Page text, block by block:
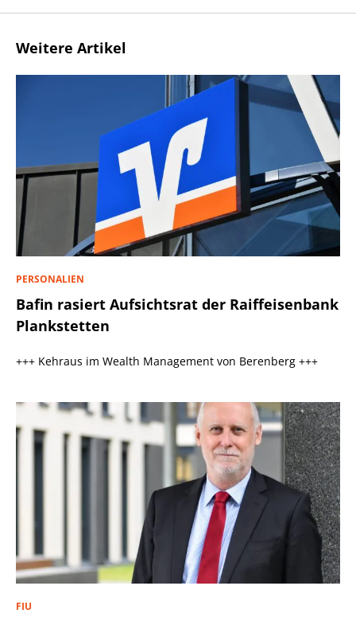
Weitere Artikel
PERSONALIEN
Bafin rasiert Aufsichtsrat der Raiffeisenbank
Plankstetten
+++ Kehraus im Wealth Management von Berenberg +++
FIU